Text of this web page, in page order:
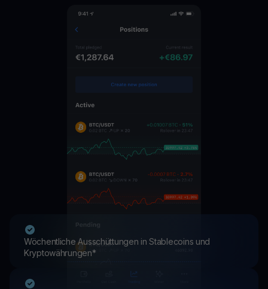
Wöchentliche Ausschüttungen in Stablecoins und
Kryptowährungen*